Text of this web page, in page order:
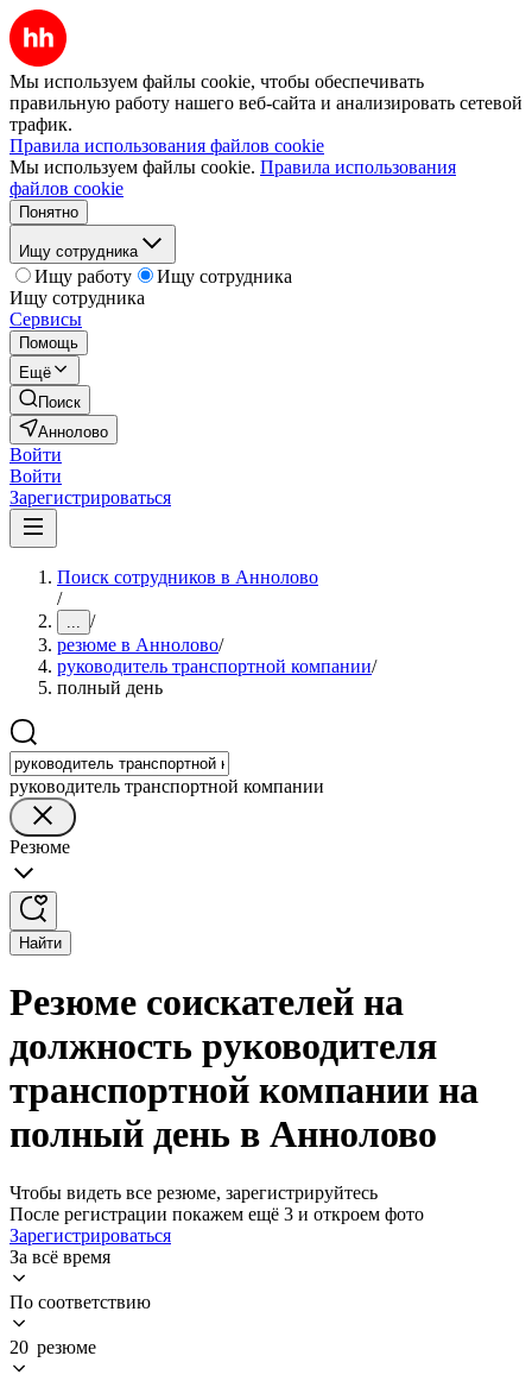
Мы используем файлы cookie, чтобы обеспечивать
правильную работу нашего веб-сайта и анализировать сетевой
трафик.
Правила использования файлов cookie
Мы используем файлы cookie. Правила использования
файлов cookie
Понятно
Ищу сотрудника
Ищу работу
Ищу сотрудника
Ищу сотрудника
Сервисы
Помощь
Ещё
Поиск
Аннолово
Войти
Войти
Зарегистрироваться
Поиск сотрудников в Аннолово
/
... /
резюме в Аннолово/
руководитель транспортной компании/
полный день
руководитель транспортной компании
Резюме
Найти
Резюме соискателей на
должность руководителя
транспортной компании на
полный день в Аннолово
Чтобы видеть все резюме, зарегистрируйтесь
После регистрации покажем ещё 3 и откроем фото
Зарегистрироваться
За всё время
По соответствию
20 резюме